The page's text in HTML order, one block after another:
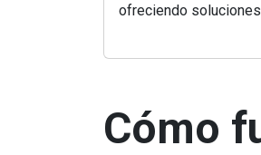
ofreciendo
Cómo